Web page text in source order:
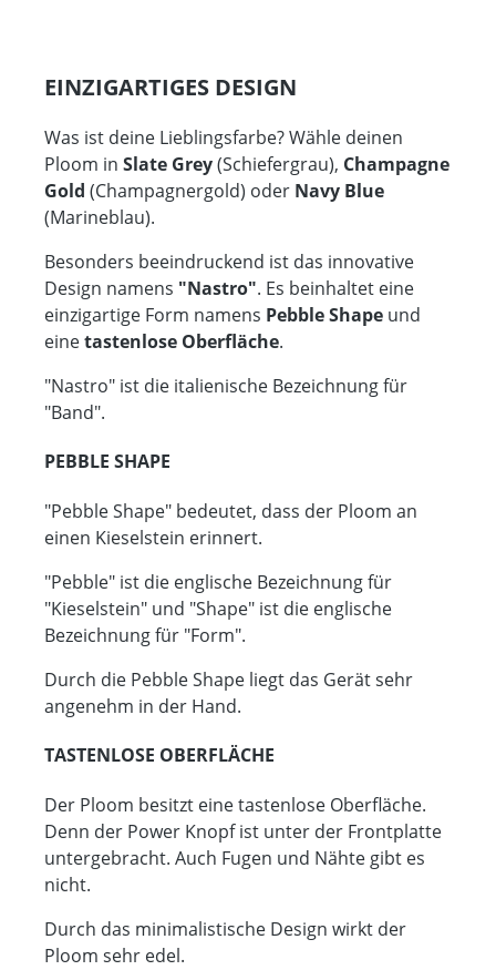
EINZIGARTIGES DESIGN
Was ist deine Lieblingsfarbe? Wähle deinen
Ploom in Slate Grey(Schiefergrau), Champagne
Gold (Champagnergold) oder Navy Blue
(Marineblau).
Besonders beeindruckend ist das innovative
Design namens "Nastro". Es beinhaltet eine
einzigartige Form namens Pebble Shape und
einetastenlose Oberfläche.
"Nastro" ist die italienische Bezeichnung für
"Band".
PEBBLE SHAPE
"Pebble Shape" bedeutet, dass der Ploom an
einen Kieselstein erinnert.
"Pebble" ist die englische Bezeichnung für
"Kieselstein" und "Shape" ist die englische
Bezeichnung für "Form".
Durch die Pebble Shape liegt das Gerät sehr
angenehm in der Hand.
TASTENLOSE OBERFLÄCHE
Der Ploom besitzt eine tastenlose Oberfläche.
Denn der Power Knopf ist unter der Frontplatte
untergebracht. Auch Fugen und Nähte gibt es
nicht.
Durch das minimalistische Design wirkt der
Ploom sehr edel.